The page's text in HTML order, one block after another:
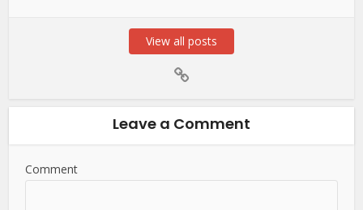
View all posts
Leave a Comment
Comment